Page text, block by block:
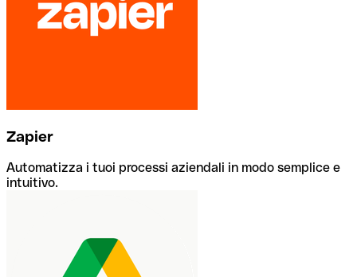
Zapier
Automatizza i tuoi processi aziendali in modo semplice e
intuitivo.